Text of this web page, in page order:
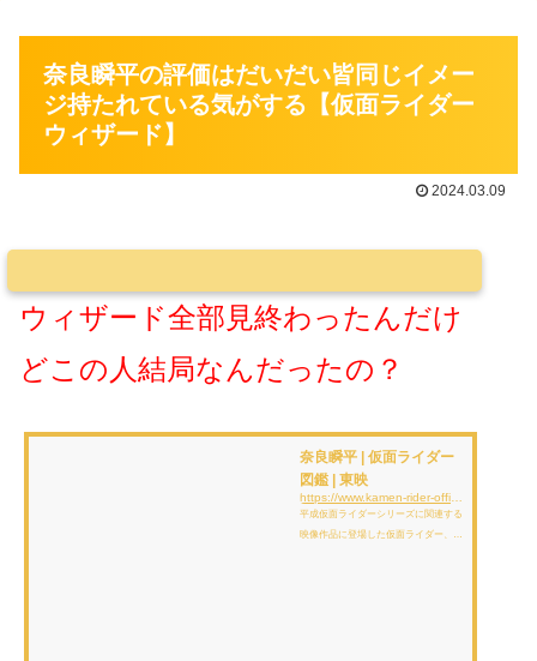
奈良瞬平の評価はだいだい皆同じイメー
ジ持たれている気がする【仮面ライダー
ウィザード】
2024.03.09
ウィザード全部見終わったんだけ
どこの人結局なんだったの？
奈良瞬平 | 仮面ライダー
図鑑 | 東映
平成仮面ライダーシリーズに関連する
映像作品に登場した仮面ライダー、変